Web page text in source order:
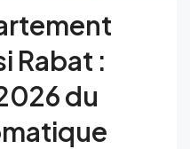
Rabat :
du